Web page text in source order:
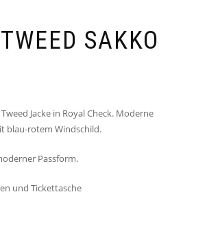
SAKKO
Jacke in Royal Check. Moderne
blau-rotem Windschild.
Passform.
und Tickettasche